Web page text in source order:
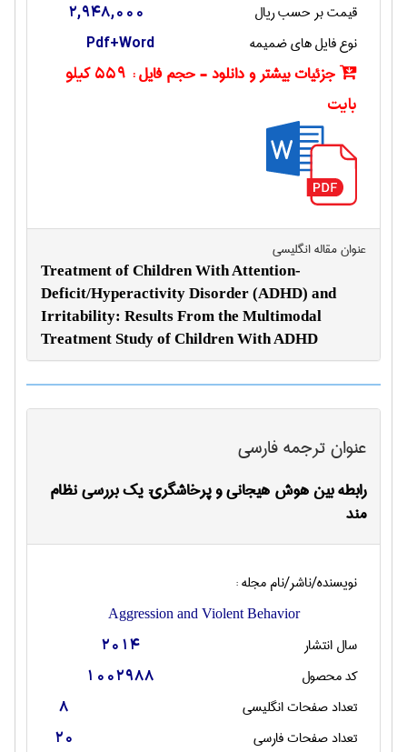
قیمت بر حسب ریال 2,948,000
نوع فایل های ضمیمه Pdf+Word
جزئیات بیشتر و دانلود - حجم فایل :
559 کیلو
بایت
عنوان مقاله انگليسی
Treatment of Children With Attention-
Deficit/Hyperactivity Disorder (ADHD) and
Irritability: Results From the Multimodal
Treatment Study of Children With ADHD
عنوان ترجمه فارسی
رابطه بین هوش هیجانی و پرخاشگری: یک بررسی نظام
مند
نویسنده/ناشر/نام مجله :
Aggression and Violent Behavior
سال انتشار 2014
کد محصول 1002988
تعداد صفحات انگليسی 8
تعداد صفحات فارسی 20